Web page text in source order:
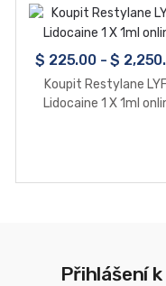
$ 225.00-$
Koupit Restylane
Lidocaine 1 X 1ml
Přihlášení